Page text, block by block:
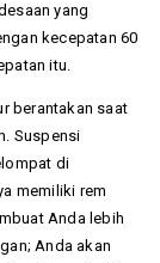
yang
kecepatan 60
itu.
berantakan saat
Suspensi
di
memiliki rem
Anda lebih
Anda akan